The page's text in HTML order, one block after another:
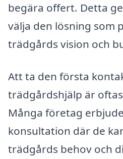
begära offert. Detta
välja den lösning som
trädgårds vision och
Att ta den första
trädgårdshjälp är
Många företag
konsultation där de
trädgårds behov och